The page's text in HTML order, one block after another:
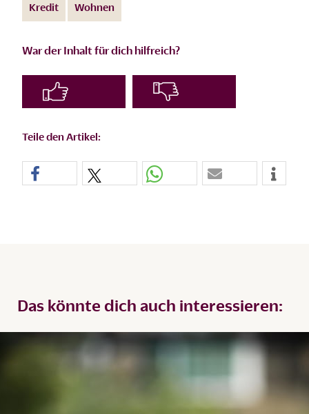
Kredit Wohnen
War der Inhalt für dich hilfreich?
Teile den Artikel:
Das könnte dich auch interessieren: